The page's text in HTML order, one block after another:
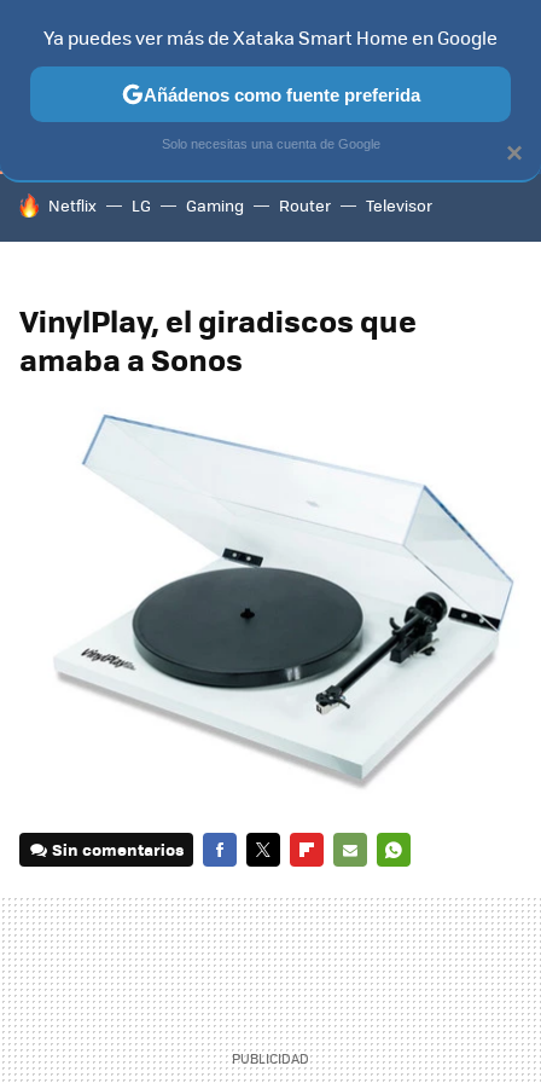
TELEVISORES CONTENIDOS SMART TV SELECCIÓN
HOY SE HABLA DE
Netflix LG Gaming Router Televisor
VinylPlay, el giradiscos que
amaba a Sonos
Sin comentarios
MAIL
×
Ya puedes ver más de Xataka Smart Home en Google
Añádenos como fuente preferida
Solo necesitas una cuenta de Google